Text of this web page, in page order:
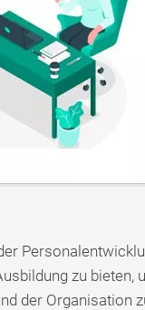
zu
der Organisation